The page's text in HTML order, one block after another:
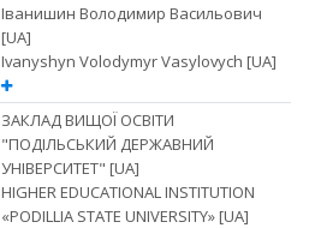
Іванишин Володимир Васильович
[UA]
Ivanyshyn Volodymyr Vasylovych [UA]
ЗАКЛАД ВИЩОЇ ОСВІТИ
"ПОДІЛЬСЬКИЙ ДЕРЖАВНИЙ
УНІВЕРСИТЕТ" [UA]
HIGHER EDUCATIONAL INSTITUTION
«PODILLIA STATE UNIVERSITY» [UA]